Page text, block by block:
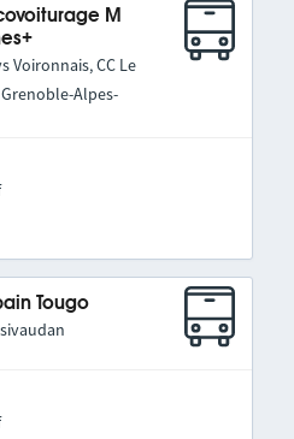
M
Voironnais, CC Le
Alpes-
Tougo